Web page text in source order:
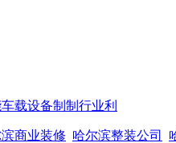
载设备制制行业利
商业装修 哈尔滨整装公司